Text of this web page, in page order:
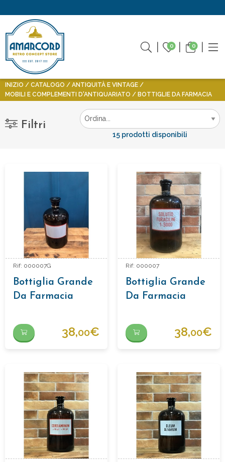
0 0
INIZIO CATALOGO
ANTIQUITÀ E VINTAGE
MOBILI E COMPLEMENTI D'ANTIQUARIATO
BOTTIGLIE DA FARMACIA
Filtri
15 prodotti disponibili
Rif: 000007G
Bottiglia Grande
Da Farmacia
38,00€
Rif: 000007
Bottiglia Grande
Da Farmacia
1:500".
38,00€